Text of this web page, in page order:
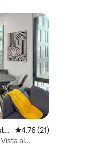
Calificación
4.76 (21)
al